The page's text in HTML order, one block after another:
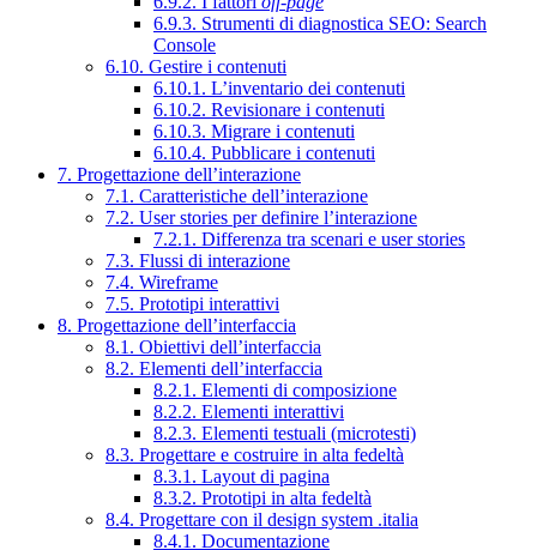
6.9.3. Strumenti di diagnostica SEO: Search
Console
6.10. Gestire i contenuti
6.10.1. L’inventario dei contenuti
6.10.2. Revisionare i contenuti
6.10.3. Migrare i contenuti
6.10.4. Pubblicare i contenuti
7. Progettazione dell’interazione
7.1. Caratteristiche dell’interazione
7.2. User stories per definire l’interazione
7.2.1. Differenza tra scenari e user stories
7.3. Flussi di interazione
7.4. Wireframe
7.5. Prototipi interattivi
8. Progettazione dell’interfaccia
8.1. Obiettivi dell’interfaccia
8.2. Elementi dell’interfaccia
8.2.1. Elementi di composizione
8.2.2. Elementi interattivi
8.2.3. Elementi testuali (microtesti)
8.3. Progettare e costruire in alta fedeltà
8.3.1. Layout di pagina
8.3.2. Prototipi in alta fedeltà
8.4. Progettare con il design system .italia
8.4.1. Documentazione